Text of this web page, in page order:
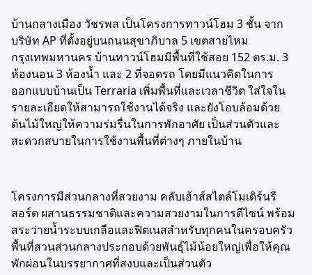
บ้านกลางเมือง วัชรพล เป็นโครงการทาวน์โฮม 3 ชั้น จาก
บริษัท AP ที่ตั้งอยู่บนถนนสุขาภิบาล 5 เขตสายไหม
กรุงเทพมหานคร บ้านทาวน์โฮมมีพื้นที่ใช้สอย 152 ตร.ม. 3
ห้องนอน 3 ห้องน้ำ และ 2 ที่จอดรถ โดยมีแนวคิดในการ
ออกแบบบ้านเป็น Terraria เพิ่มพื้นที่และเวลาชีวิต ใส่ใจใน
รายละเอียดให้สามารถใช้งานได้จริง และยังโอบล้อมด้วย
ต้นไม้ใหญ่ให้ความร่มรื่นในการพักอาศัย เป็นส่วนตัวและ
สะดวกสบายในการใช้งานพื้นที่ต่างๆ ภายในบ้าน
โครงการมีส่วนกลางที่สวยงาม คลับเฮ้าส์สไตล์โมเดิร์นรี
สอร์ต ผสานธรรมชาติและความสวยงามในการดีไซน์ พร้อม
สระว่ายน้ำระบบเกลือและฟิตเนสสำหรับทุกคนในครอบครัว
พื้นที่สวนส่วนกลางประกอบด้วยพันธุ์ไม้น้อยใหญ่เพื่อให้คุณ
พักผ่อนในบรรยากาศที่สงบและเป็นส่วนตัว